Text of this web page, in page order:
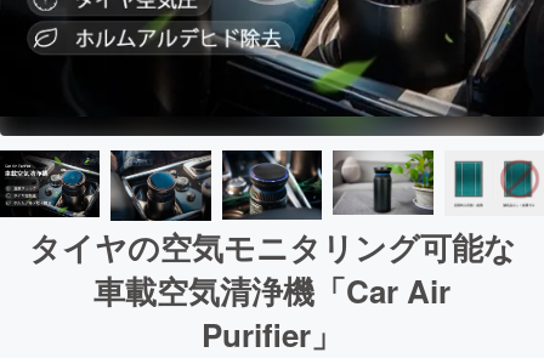
タイヤの空気モニタリング可能な
車載空気清浄機「Car Air
Purifier」